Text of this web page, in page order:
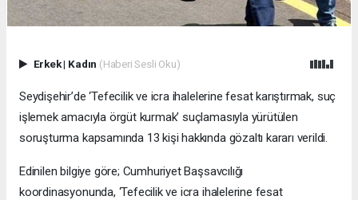
Erkek| Kadın (Haberi Sesli Oku)
Seydişehir’de ‘Tefecilik ve icra ihalelerine fesat karıştırmak, suç
işlemek amacıyla örgüt kurmak’ suçlamasıyla yürütülen
soruşturma kapsamında 13 kişi hakkında gözaltı kararı verildi.
Edinilen bilgiye göre; Cumhuriyet Başsavcılığı
koordinasyonunda, ‘Tefecilik ve icra ihalelerine fesat